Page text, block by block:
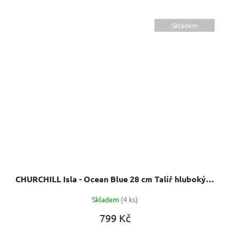
Skladem
CHURCHILL Isla - Ocean Blue 28 cm Talíř hluboký s širokým okrajem
Skladem (4 ks)
799 Kč